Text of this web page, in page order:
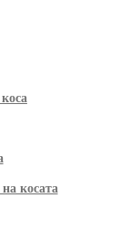
косата